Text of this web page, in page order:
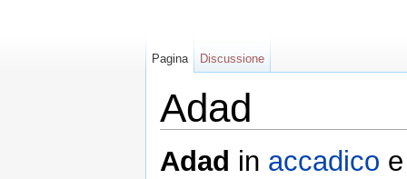
Adad
Adad in accadico
Pagina Discussione